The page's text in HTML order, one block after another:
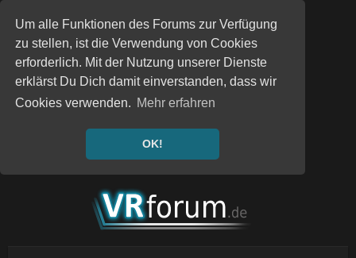
Um alle Funktionen des Forums zur Verfügung
zu stellen, ist die Verwendung von Cookies
erforderlich. Mit der Nutzung unserer Dienste
erklärst Du Dich damit einverstanden, dass wir
Cookies verwenden. Mehr erfahren
OK!